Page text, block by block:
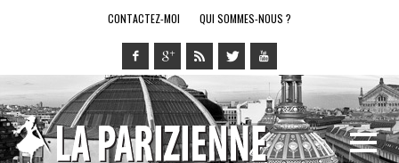
CONTACTEZ-MOI QUI SOMMES-NOUS ?